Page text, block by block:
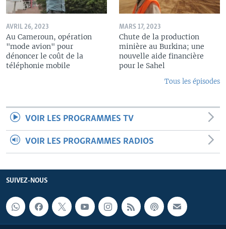
AVRIL 26, 2023
Au Cameroun, opération
"mode avion" pour
dénoncer le coût de la
téléphonie mobile
MARS 17, 2023
Chute de la production
minière au Burkina; une
nouvelle aide financière
pour le Sahel
Tous les épisodes
VOIR LES PROGRAMMES TV
VOIR LES PROGRAMMES RADIOS
SUIVEZ-NOUS